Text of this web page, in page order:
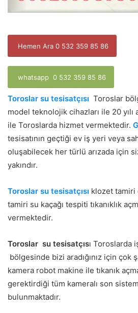
Hemen Ara 0 532 359 85 86
whatsapp 0 532 359 85 86
Toroslar su tesisatçısı Toroslar
model teknolojik cihazları ile 20
ile Toroslarda hizmet vermektedir.
tesisatının geçtiği ev iş yeri veya
oluşabilecek her türlü arızada için
yakındır.
Toroslar su tesisatçısı klozet tamiri
tamiri su kaçağı tespiti tıkanıklık
vermektedir.
Toroslar su tesisatçısı Toroslarda
bölgesinde bizi aradığınız için çok
kamera robot makine ile tıkanık
gerektirdiği tüm kameralı son
bulunmaktadır.